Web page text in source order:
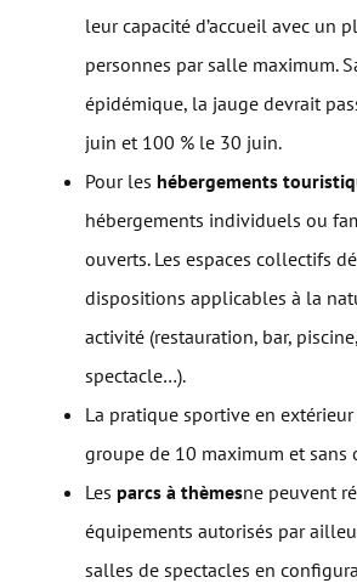
leur capacité d’accueil avec un
personnes par salle maximum.
épidémique, la jauge devrait
juin et 100 % le 30 juin.
Pour les hébergements
hébergements individuels ou
ouverts. Les espaces collectifs
dispositions applicables à la
activité (restauration, bar,
spectacle…).
La pratique sportive en
groupe de 10 maximum et sans
Les parcs à thèmesne peuvent
équipements autorisés par
salles de spectacles en